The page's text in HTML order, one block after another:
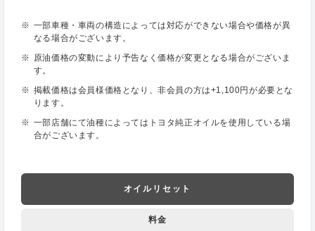
一部車種・車両の構造によっては対応ができない場合や価格が異
なる場合がございます。
原油価格の変動により予告なく価格が変更となる場合がございま
す。
掲載価格は会員様価格となり、非会員の方は+1,100円が必要とな
ります。
一部店舗にて油種によってはトヨタ純正オイルを使用している場
合がございます。
オイルリセット
料金